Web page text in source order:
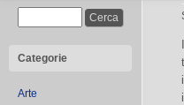
Categorie
Arte